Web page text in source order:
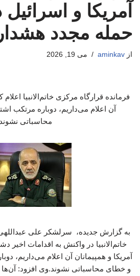
آمریکا و اسرائیل
حمله مجدد
از aminkav می 19, 2026
فرمانده قرارگاه مرکزی خاتم‌الانبیا اعلام
آن اعلام می‌داریم، دوباره مرتکب
محاسباتی نشوند
به گزارش جدیده، سرلشکر علی
خاتم‌الانبیا در واکنش به اقدامات
آمریکا و همپیمانان آن اعلام می‌داریم،
و خطای محاسباتی نشوند.وی افزود: آن‌ها